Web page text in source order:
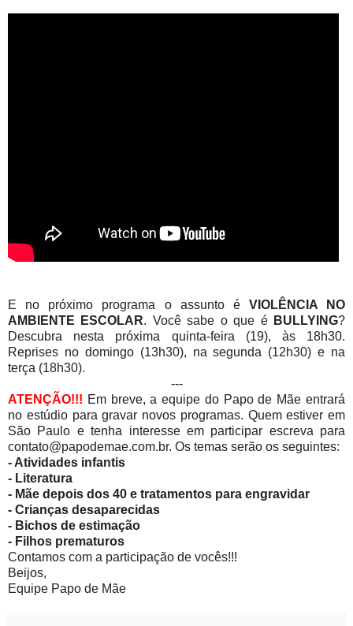
E no próximo programa o assunto é VIOLÊNCIA NO
AMBIENTE ESCOLAR. Você sabe o que é BULLYING?
Descubra nesta próxima quinta-feira (19), às 18h30.
Reprises no domingo (13h30), na segunda (12h30) e na
terça (18h30).
---
ATENÇÃO!!! Em breve, a equipe do Papo de Mãe entrará
no estúdio para gravar novos programas. Quem estiver em
São Paulo e tenha interesse em participar escreva para
contato@papodemae.com.br. Os temas serão os seguintes:
- Atividades infantis
- Literatura
- Mãe depois dos 40 e tratamentos para engravidar
- Crianças desaparecidas
- Bichos de estimação
- Filhos prematuros
Contamos com a participação de vocês!!!
Beijos,
Equipe Papo de Mãe